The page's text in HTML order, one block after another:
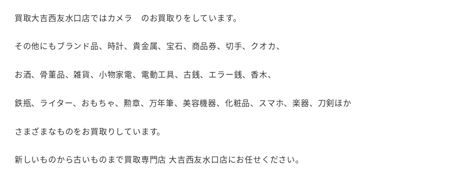
買取大吉西友水口店ではカメラ のお買取りをしています。
その他にもブランド品、時計、貴金属、宝石、商品券、切手、クオカ、
お酒、骨董品、雑貨、小物家電、電動工具、古銭、エラー銭、香木、
鉄瓶、ライター、おもちゃ、勲章、万年筆、美容機器、化粧品、スマホ、楽器、刀剣ほか
さまざまなものをお買取りしています。
新しいものから古いものまで買取専門店 大吉西友水口店にお任せください。